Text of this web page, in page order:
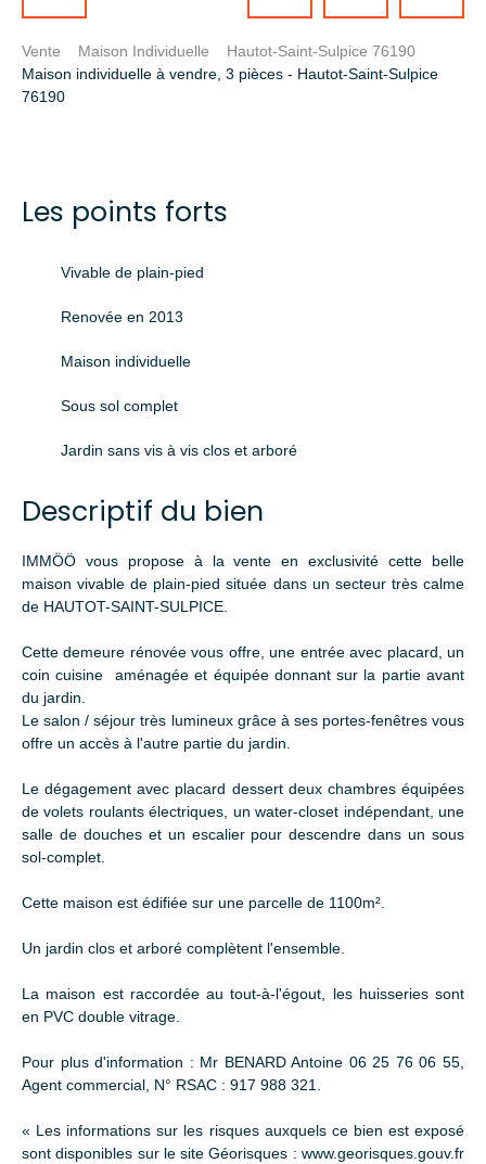
Vente Maison Individuelle
Hautot-Saint-Sulpice 76190
Maison individuelle à vendre, 3 pièces - Hautot-Saint-Sulpice
76190
Les points forts
Vivable de plain-pied
Renovée en 2013
Maison individuelle
Sous sol complet
Jardin sans vis à vis clos et arboré
Descriptif du bien
IMMÖÖ vous propose à la vente en exclusivité cette belle
maison vivable de plain-pied située dans un secteur très calme
de HAUTOT-SAINT-SULPICE.
Cette demeure rénovée vous offre, une entrée avec placard, un
coin cuisine aménagée et équipée donnant sur la partie avant
du jardin.
Le salon / séjour très lumineux grâce à ses portes-fenêtres vous
offre un accès à l'autre partie du jardin.
Le dégagement avec placard dessert deux chambres équipées
de volets roulants électriques, un water-closet indépendant, une
salle de douches et un escalier pour descendre dans un sous
sol-complet.
Cette maison est édifiée sur une parcelle de 1100m².
Un jardin clos et arboré complètent l'ensemble.
La maison est raccordée au tout-à-l'égout, les huisseries sont
en PVC double vitrage.
Pour plus d'information : Mr BENARD Antoine 06 25 76 06 55,
Agent commercial, N° RSAC : 917 988 321.
« Les informations sur les risques auxquels ce bien est exposé
sont disponibles sur le site Géorisques : www.georisques.gouv.fr